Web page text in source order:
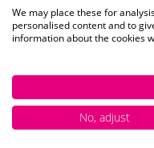
20. August
We may place these for
personalised content and to
information about the cookies
No, adjust